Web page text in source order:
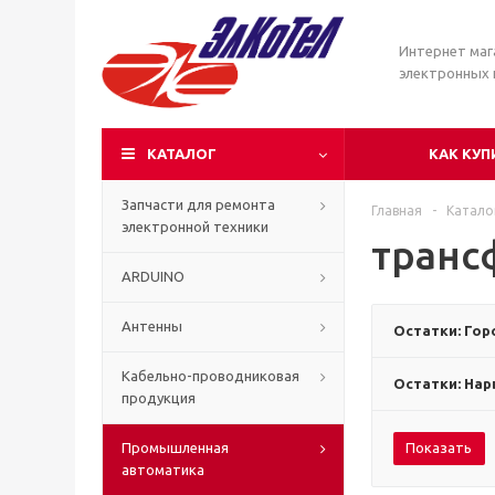
Интернет
электронных
КАТАЛОГ КАК
Запчасти для ремонта
электронной техники
ARDUINO
Антенны
Кабельно-проводниковая
продукция
Промышленная
автоматика
Главная -
Остатки:
Остатки:
Показать